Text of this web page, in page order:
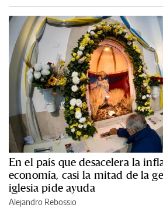
En el país que desacelera la
economía, casi la mitad de la
iglesia pide ayuda
Alejandro Rebossio